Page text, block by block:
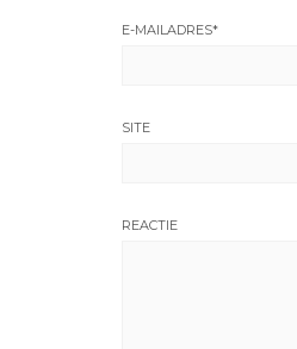
E-MAILADRES*
SITE
REACTIE